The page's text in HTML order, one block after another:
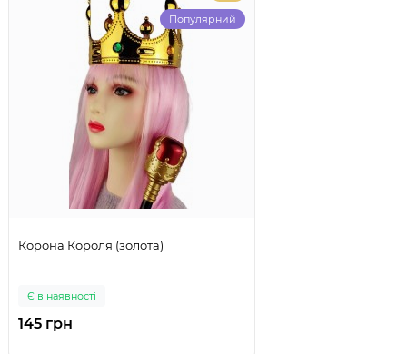
Популярний
Корона Короля (золота)
Є в наявності
145 грн